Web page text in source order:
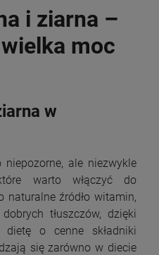
i ziarna –
moc
w
ale niezwykle
warto włączyć do
naturalne źródło witamin,
tłuszczów, dzięki
dietę o cenne składniki
się zarówno w diecie